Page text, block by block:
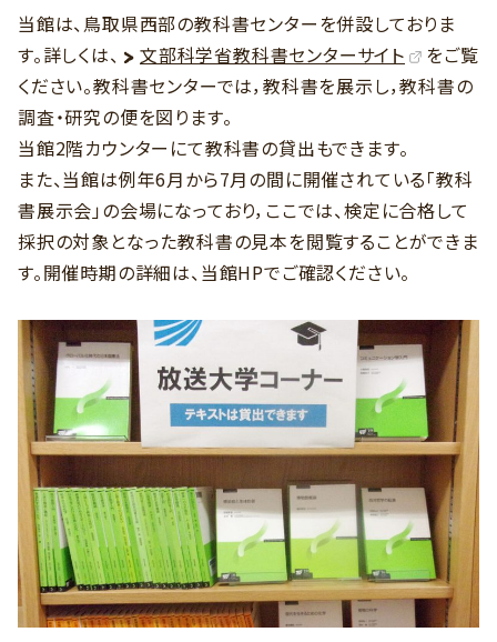
当館は、鳥取県西部の教科書センターを併設しておりま
す。詳しくは、
文部科学省教科書センターサイト
をご覧
ください。教科書センターでは，教科書を展示し，教科書の
調査・研究の便を図ります。
当館2階カウンターにて教科書の貸出もできます。
また、当館は例年6月から7月の間に開催されている「教科
書展示会」の会場になっており，ここでは、検定に合格して
採択の対象となった教科書の見本を閲覧することができま
す。開催時期の詳細は、当館HPでご確認ください。